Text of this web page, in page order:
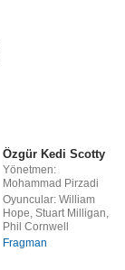
Özgür Kedi Scotty
Yönetmen:
Mohammad Pirzadi
Oyuncular: William
Hope, Stuart Milligan,
Phil Cornwell
Fragman